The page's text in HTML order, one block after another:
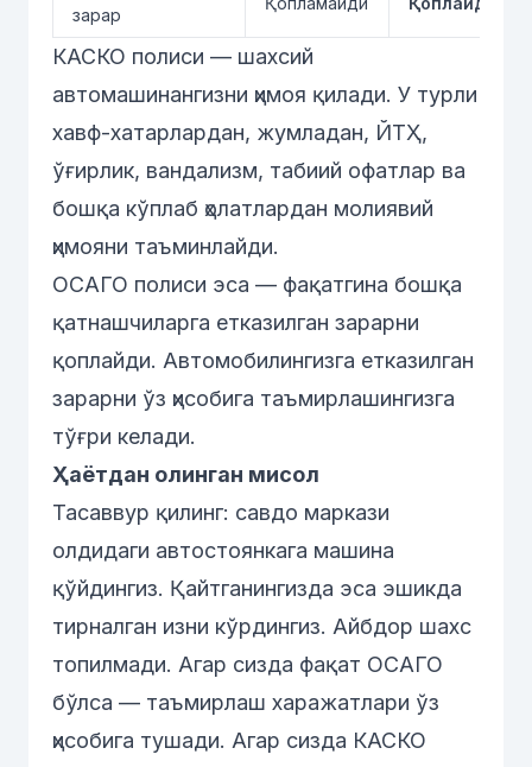
зарар
КАСКО полиси — шахсий
автомашинангизни ҳимоя қилади. У турли
хавф-хатарлардан, жумладан, ЙТҲ,
ўғирлик, вандализм, табиий офатлар ва
бошқа кўплаб ҳолатлардан молиявий
ҳимояни таъминлайди.
ОСАГО полиси эса — фақатгина бошқа
қатнашчиларга етказилган зарарни
қоплайди. Автомобилингизга етказилган
зарарни ўз ҳисобига таъмирлашингизга
тўғри келади.
Ҳаётдан олинган мисол
Тасаввур қилинг: савдо маркази
олдидаги автостоянкага машина
қўйдингиз. Қайтганингизда эса эшикда
тирналган изни кўрдингиз. Айбдор шахс
топилмади. Агар сизда фақат ОСАГО
бўлса — таъмирлаш харажатлари ўз
ҳисобига тушади. Агар сизда КАСКО